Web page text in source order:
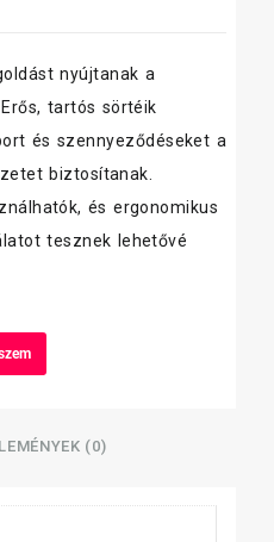
nyújtanak a
tartós sörtéik
és szennyeződéseket a
biztosítanak.
és ergonomikus
tesznek lehetővé
(0)